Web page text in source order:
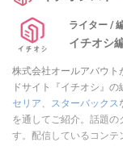
ライター /
イチオシ
株式会社オールアバウ
ドサイト『イチオシ』の
セリア、 スターバックス
を通してご紹介。話題
す。配信しているコンテ